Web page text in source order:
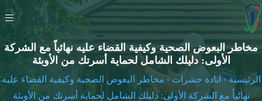
مخاطر البعوض الصحية وكيفية القضاء عليه نهائياً مع الشركة
الأولى: دليلك الشامل لحماية أسرتك من الأوبئة
الرئيسية› ابادة حشرات › مخاطر البعوض الصحية وكيفية القضاء عليه
نهائياً مع الشركة الأولى: دليلك الشامل لحماية أسرتك من الأوبئة